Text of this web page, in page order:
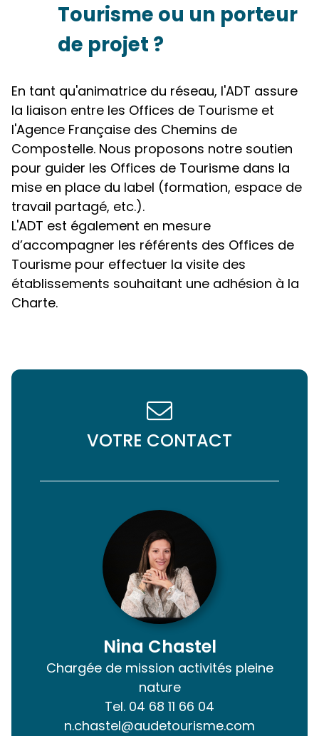
Tourisme ou un porteur
de projet ?
En tant qu'animatrice du réseau, l'ADT assure
la liaison entre les Offices de Tourisme et
l'Agence Française des Chemins de
Compostelle. Nous proposons notre soutien
pour guider les Offices de Tourisme dans la
mise en place du label (formation, espace de
travail partagé, etc.).
L'ADT est également en mesure
d’accompagner les référents des Offices de
Tourisme pour effectuer la visite des
établissements souhaitant une adhésion à la
Charte.
VOTRE CONTACT
Nina Chastel
Chargée de mission activités pleine
nature
Tel. 04 68 11 66 04
n.chastel@audetourisme.com